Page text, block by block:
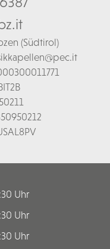
(Südtirol)
Uhr
Uhr
Uhr